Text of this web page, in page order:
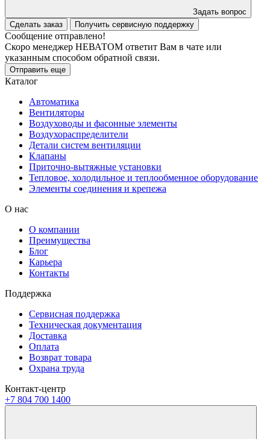
Задать вопрос
Сделать заказ
Получить сервисную поддержку
Сообщение отправлено!
Скоро менеджер НЕВАТОМ ответит Вам в чате или
указанным способом обратной связи.
Отправить еще
Каталог
Автоматика
Вентиляторы
Воздуховоды и фасонные элементы
Воздухораспределители
Детали систем вентиляции
Клапаны
Приточно-вытяжные установки
Тепловое, холодильное и теплообменное оборудование
Элементы соединения и крепежа
О нас
О компании
Преимущества
Блог
Карьера
Контакты
Поддержка
Сервисная поддержка
Техническая документация
Доставка
Оплата
Возврат товара
Охрана труда
Контакт-центр
+7 804 700 1400